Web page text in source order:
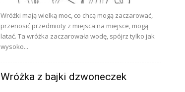
Wróżki mają wielką moc, co chcą mogą zaczarować,
przenosić przedmioty z miejsca na miejsce, mogą
latać. Ta wróżka zaczarowała wodę, spójrz tylko jak
wysoko...
Wróżka z bajki dzwoneczek